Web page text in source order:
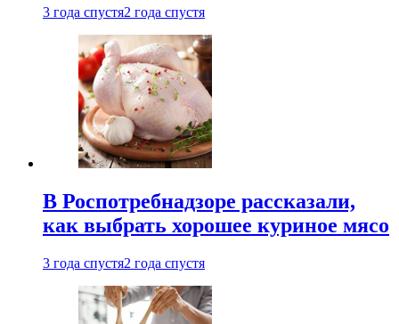
3 года спустя2 года спустя
В Роспотребнадзоре рассказали,
как выбрать хорошее куриное мясо
3 года спустя2 года спустя